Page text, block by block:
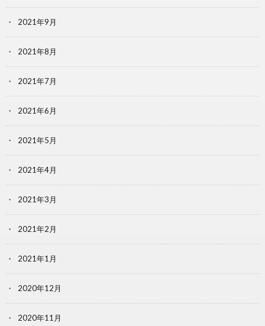
2021年9月
2021年8月
2021年7月
2021年6月
2021年5月
2021年4月
2021年3月
2021年2月
2021年1月
2020年12月
2020年11月